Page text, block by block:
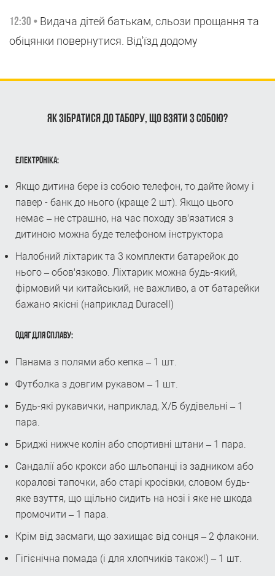
12:30 • Видача дітей батькам, сльози прощання та
обіцянки повернутися. Від'їзд додому
ЯК ЗІБРАТИСЯ ДО ТАБОРУ, ЩО ВЗЯТИ З СОБОЮ?
ЕЛЕКТРОНІКА:
Якщо дитина бере із собою телефон, то дайте йому і
павер - банк до нього (краще 2 шт). Якщо цього
немає – не страшно, на час походу зв'язатися з
дитиною можна буде телефоном інструктора
Налобний ліхтарик та 3 комплекти батарейок до
нього – обов'язково. Ліхтарик можна будь-який,
фірмовий чи китайський, не важливо, а от батарейки
бажано якісні (наприклад Duracell)
ОДЯГ ДЛЯ СПЛАВУ:
Панама з полями або кепка – 1 шт.
Футболка з довгим рукавом – 1 шт.
Будь-які рукавички, наприклад, Х/Б будівельні – 1
пара.
Бриджі нижче колін або спортивні штани – 1 пара.
Сандалії або крокси або шльопанці із задником або
коралові тапочки, або старі кросівки, словом будь-
яке взуття, що щільно сидить на нозі і яке не шкода
промочити – 1 пара.
Крім від засмаги, що захищає від сонця – 2 флакони.
Гігієнічна помада (і для хлопчиків також!) – 1 шт.